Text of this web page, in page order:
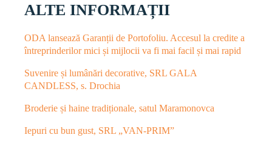
ALTE INFORMAȚII
ODA lansează Garanții de Portofoliu. Accesul la credite a
întreprinderilor mici și mijlocii va fi mai facil și mai rapid
Suvenire și lumânări decorative, SRL GALA
CANDLESS, s. Drochia
Broderie și haine tradiționale, satul Maramonovca
Iepuri cu bun gust, SRL „VAN-PRIM”